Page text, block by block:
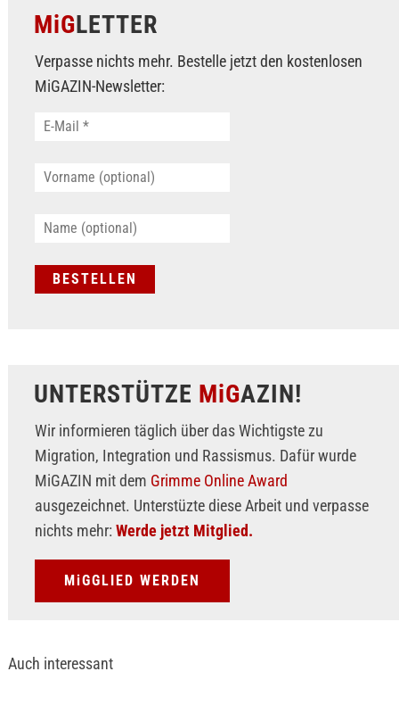
MiGLETTER
Verpasse nichts mehr. Bestelle jetzt den kostenlosen
MiGAZIN-Newsletter:
UNTERSTÜTZE MiGAZIN!
Wir informieren täglich über das Wichtigste zu
Migration, Integration und Rassismus. Dafür wurde
MiGAZIN mit dem Grimme Online Award
ausgezeichnet. Unterstüzte diese Arbeit und verpasse
nichts mehr: Werde jetzt Mitglied.
MiGGLIED WERDEN
Auch interessant